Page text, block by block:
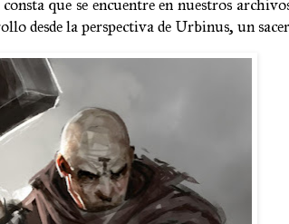
que se encuentre en nuestros
desde la perspectiva de Urbinus, un